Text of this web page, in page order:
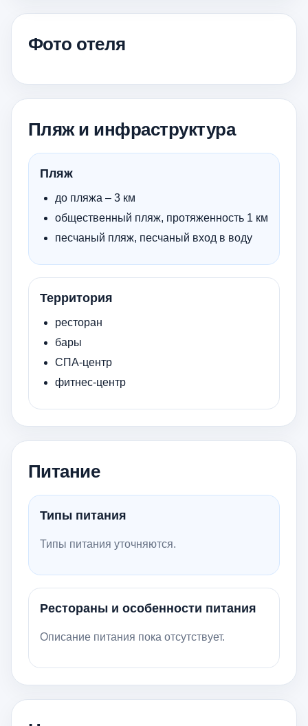
Фото отеля
Пляж и инфраструктура
Пляж
до пляжа – 3 км
общественный пляж, протяженность 1 км
песчаный пляж, песчаный вход в воду
Территория
ресторан
бары
СПА-центр
фитнес-центр
Питание
Типы питания
Типы питания уточняются.
Рестораны и особенности питания
Описание питания пока отсутствует.